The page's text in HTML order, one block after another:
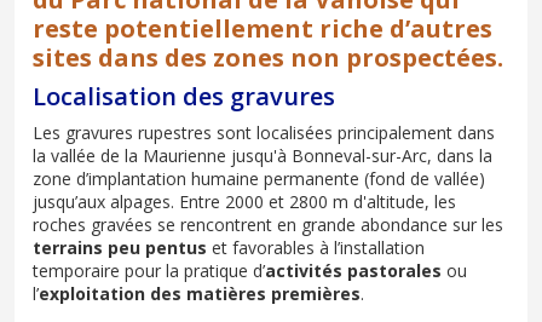
reste potentiellement riche d’autres
sites dans des zones non prospectées.
Localisation des gravures
Les gravures rupestres sont localisées principalement dans
la vallée de la Maurienne jusqu'à Bonneval-sur-Arc, dans la
zone d’implantation humaine permanente (fond de vallée)
jusqu’aux alpages. Entre 2000 et 2800 m d'altitude, les
roches gravées se rencontrent en grande abondance sur les
terrains peu pentus et favorables à l’installation
temporaire pour la pratique d’activités pastorales ou
l’exploitation des matières premières.